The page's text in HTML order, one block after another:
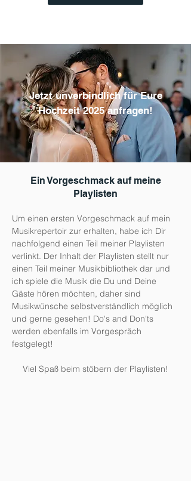
Jetzt unverbindlich für Eure
Hochzeit 2025 anfragen!
Ein Vorgeschmack auf meine
Playlisten
Um einen ersten Vorgeschmack auf mein
Musikrepertoir zur erhalten, habe ich Dir
nachfolgend einen Teil meiner Playlisten
verlinkt. Der Inhalt der Playlisten stellt nur
einen Teil meiner Musikbibliothek dar und
ich spiele die Musik die Du und Deine
Gäste hören möchten, daher sind
Musikwünsche selbstverständlich möglich
und gerne gesehen! Do's and Don'ts
werden ebenfalls im Vorgespräch
festgelegt!
Viel Spaß beim stöbern der Playlisten!